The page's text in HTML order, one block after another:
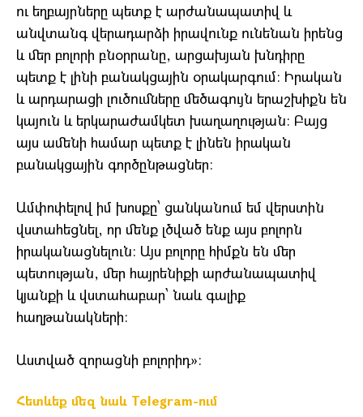
ու եղբայրները պետք է արժանապատիվ և
անվտանգ վերադարձի իրավունք ունենան իրենց
և մեր բոլորի բնօրրանը, արցախյան խնդիրը
պետք է լինի բանակցային օրակարգում։ Իրական
և արդարացի լուծումները մեծագույն երաշխիքն են
կայուն և երկարաժամկետ խաղաղության։ Բայց
այս ամենի համար պետք է լինեն իրական
բանակցային գործընթացներ։
Ամփոփելով իմ խոսքը՝ ցանկանում եմ վերստին
վստահեցնել, որ մենք լծված ենք այս բոլորն
իրականացնելուն։ Այս բոլորը հիմքն են մեր
պետության, մեր հայրենիքի արժանապատիվ
կյանքի և վստահաբար՝ նաև գալիք
հաղթանակների։
Աստված զորացնի բոլորիդ»։
Հետևեք մեզ նաև Telegram-ում